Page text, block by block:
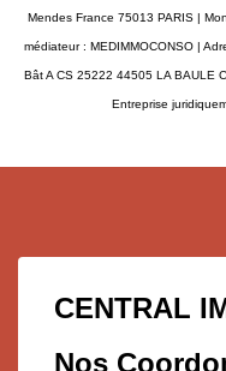
Mendes France 75013 PARIS |
médiateur : MEDIMMOCONSO |
Bât A CS 25222 44505 LA BAULE
Entreprise
CENTRAL
Nos